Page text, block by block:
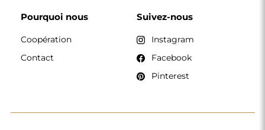
Pourquoi nous
Coopération
Contact
Suivez-nous
Instagram
Facebook
Pinterest